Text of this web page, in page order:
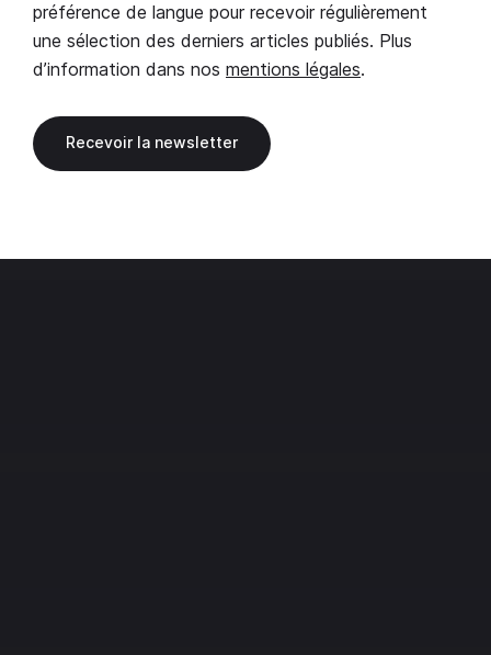
préférence de langue pour recevoir régulièrement
une sélection des derniers articles publiés. Plus
d’information dans nos mentions légales.